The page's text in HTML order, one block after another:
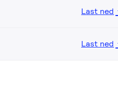
Last ned
Last ned